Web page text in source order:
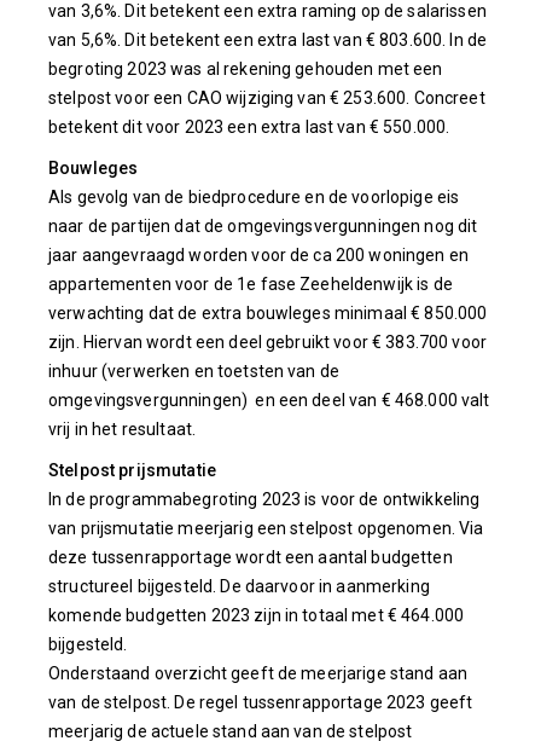
van 3,6%. Dit betekent een extra raming op de salarissen
van 5,6%. Dit betekent een extra last van € 803.600. In de
begroting 2023 was al rekening gehouden met een
stelpost voor een CAO wijziging van € 253.600. Concreet
betekent dit voor 2023 een extra last van € 550.000.
Bouwleges
Als gevolg van de biedprocedure en de voorlopige eis
naar de partijen dat de omgevingsvergunningen nog dit
jaar aangevraagd worden voor de ca 200 woningen en
appartementen voor de 1e fase Zeeheldenwijk is de
verwachting dat de extra bouwleges minimaal € 850.000
zijn. Hiervan wordt een deel gebruikt voor € 383.700 voor
inhuur (verwerken en toetsten van de
omgevingsvergunningen) en een deel van € 468.000 valt
vrij in het resultaat.
Stelpost prijsmutatie
In de programmabegroting 2023 is voor de ontwikkeling
van prijsmutatie meerjarig een stelpost opgenomen. Via
deze tussenrapportage wordt een aantal budgetten
structureel bijgesteld. De daarvoor in aanmerking
komende budgetten 2023 zijn in totaal met € 464.000
bijgesteld.
Onderstaand overzicht geeft de meerjarige stand aan
van de stelpost. De regel tussenrapportage 2023 geeft
meerjarig de actuele stand aan van de stelpost